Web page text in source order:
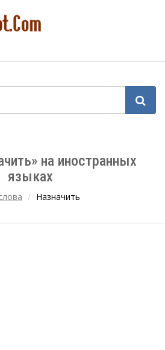
на иностранных
языках
Назначить